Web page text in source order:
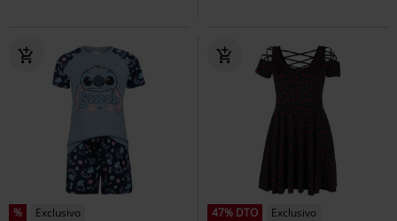
% Exclusivo 47% DTO
Exclusivo